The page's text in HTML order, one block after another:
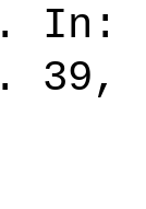
In:
39,